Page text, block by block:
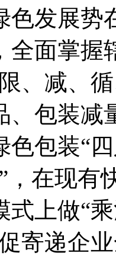
色发展势
全面掌握
、减、
、包装减
色包装“
，在现有
式上做“
寄递企